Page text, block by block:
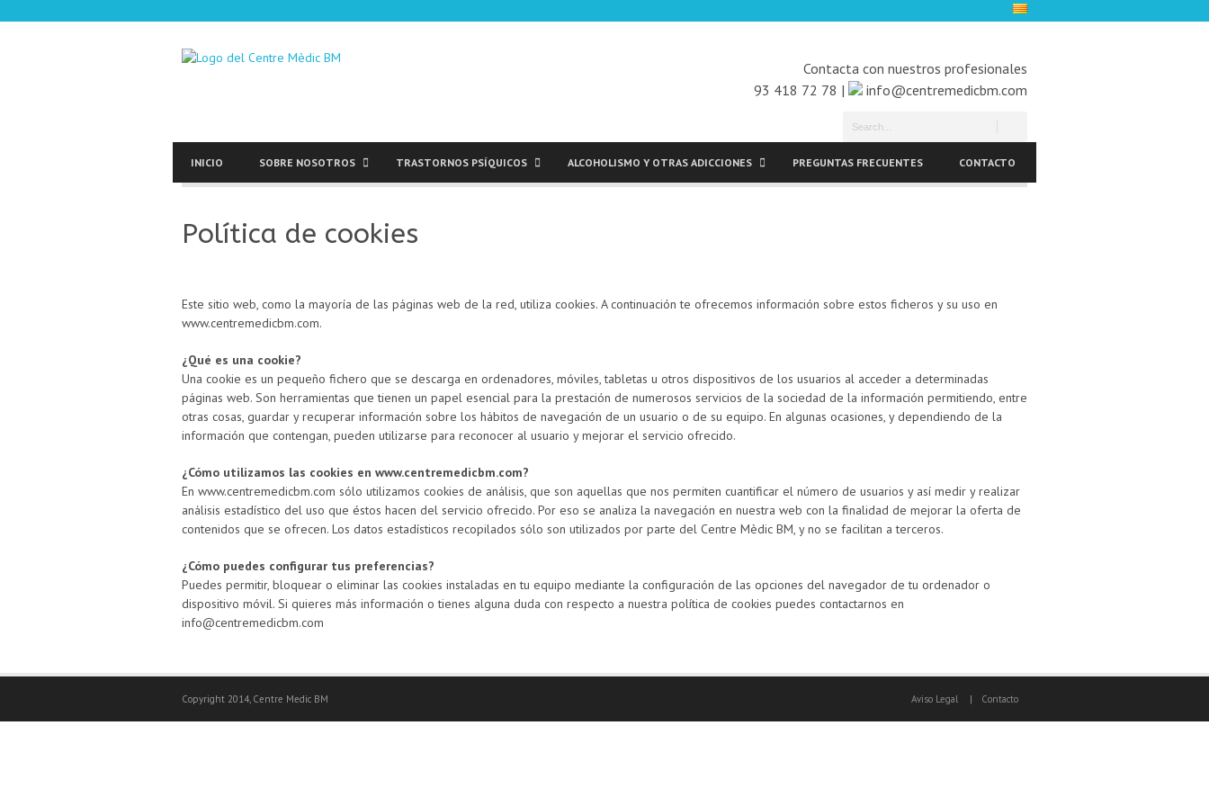
Contacta con nuestros profesionales
93 418 72 78 |
info@centremedicbm.com
INICIO SOBRE NOSOTROS TRASTORNOS PSÍQUICOS ALCOHOLISMO Y OTRAS ADICCIONES PREGUNTAS FRECUENTES CONTACTO
Política de cookies
Este sitio web, como la mayoría de las páginas web de la red, utiliza cookies. A continuación te ofrecemos información sobre estos ficheros y su uso en
www.centremedicbm.com.
¿Qué es una cookie?
Una cookie es un pequeño fichero que se descarga en ordenadores, móviles, tabletas u otros dispositivos de los usuarios al acceder a determinadas
páginas web. Son herramientas que tienen un papel esencial para la prestación de numerosos servicios de la sociedad de la información permitiendo, entre
otras cosas, guardar y recuperar información sobre los hábitos de navegación de un usuario o de su equipo. En algunas ocasiones, y dependiendo de la
información que contengan, pueden utilizarse para reconocer al usuario y mejorar el servicio ofrecido.
¿Cómo utilizamos las cookies en www.centremedicbm.com?
En www.centremedicbm.com sólo utilizamos cookies de análisis, que son aquellas que nos permiten cuantificar el número de usuarios y así medir y realizar
análisis estadístico del uso que éstos hacen del servicio ofrecido. Por eso se analiza la navegación en nuestra web con la finalidad de mejorar la oferta de
contenidos que se ofrecen. Los datos estadísticos recopilados sólo son utilizados por parte del Centre Mèdic BM, y no se facilitan a terceros.
¿Cómo puedes configurar tus preferencias?
Puedes permitir, bloquear o eliminar las cookies instaladas en tu equipo mediante la configuración de las opciones del navegador de tu ordenador o
dispositivo móvil. Si quieres más información o tienes alguna duda con respecto a nuestra política de cookies puedes contactarnos en
info@centremedicbm.com
Copyright 2014, Centre Medic BM Aviso Legal | Contacto